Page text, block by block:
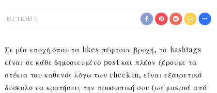
ELI TEAM
Σε μία εποχή όπου τα likes πέφτουν βροχή, τα hashtags
είναι σε κάθε δημοσιευμένο post και πλέον ξέρουμε τα
στέκια του καθενός λόγω των check in, είναι εξαιρετικά
δύσκολο να κρατήσεις την προσωπική σου ζωή μακριά από